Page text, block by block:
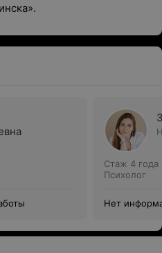
Стаж 4 года
Психолог
Нет